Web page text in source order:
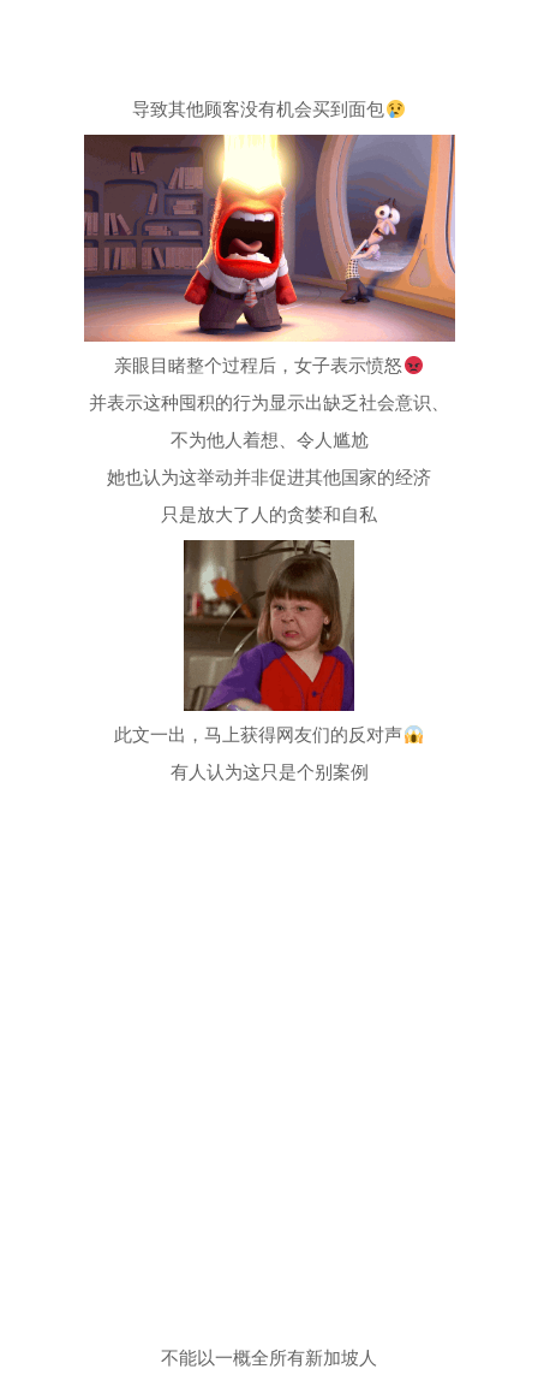
导致其他顾客没有机会买到面包
亲眼目睹整个过程后，女子表示愤怒
并表示这种囤积的行为显示出缺乏社会意识、
不为他人着想、令人尴尬
她也认为这举动并非促进其他国家的经济
只是放大了人的贪婪和自私
此文一出，马上获得网友们的反对声
有人认为这只是个别案例
不能以一概全所有新加坡人